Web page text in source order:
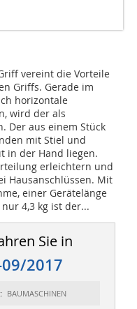
vereint die Vorteile
Griffs. Gerade im
horizontale
wird der als
Der aus einem Stück
mit Stiel und
in der Hand liegen.
erleichtern und
Hausanschlüssen. Mit
einer Gerätelänge
4,3 kg ist der...
Sie in
2017
BAUMASCHINEN